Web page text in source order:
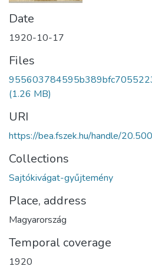
Date
1920-10-17
Files
(1.26 MB)
URI
https://bea.fszek.hu/handle/
Collections
Sajtókivágat-gyűjtemény
Place, address
Magyarország
Temporal coverage
1920